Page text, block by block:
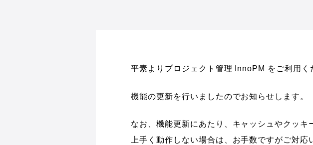
平素よりプロジェクト管理 InnoPM をご利用く
機能の更新を行いましたのでお知らせします。
なお、機能更新にあたり、キャッシュやクッキ
上手く動作しない場合は、お手数ですがご対応